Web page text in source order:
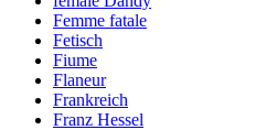
Femme fatale
Fetisch
Fiume
Flaneur
Frankreich
Franz Hessel